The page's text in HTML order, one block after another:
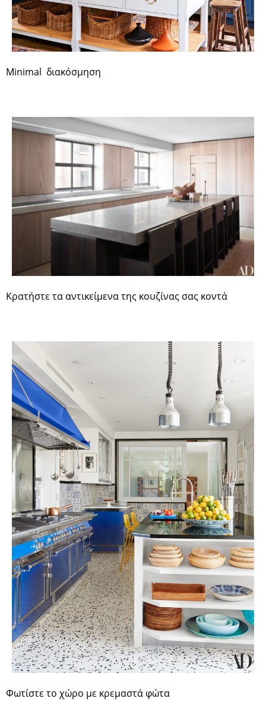
Minimal διακόσμηση
Κρατήστε τα αντικείμενα της κουζίνας σας κοντά
Φωτίστε το χώρο με κρεμαστά φώτα